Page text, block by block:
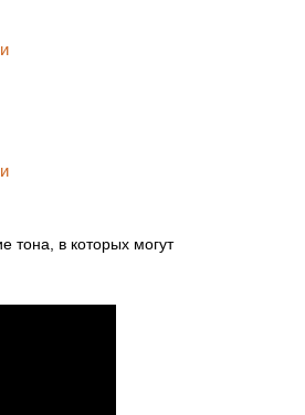
тона, в которых могут